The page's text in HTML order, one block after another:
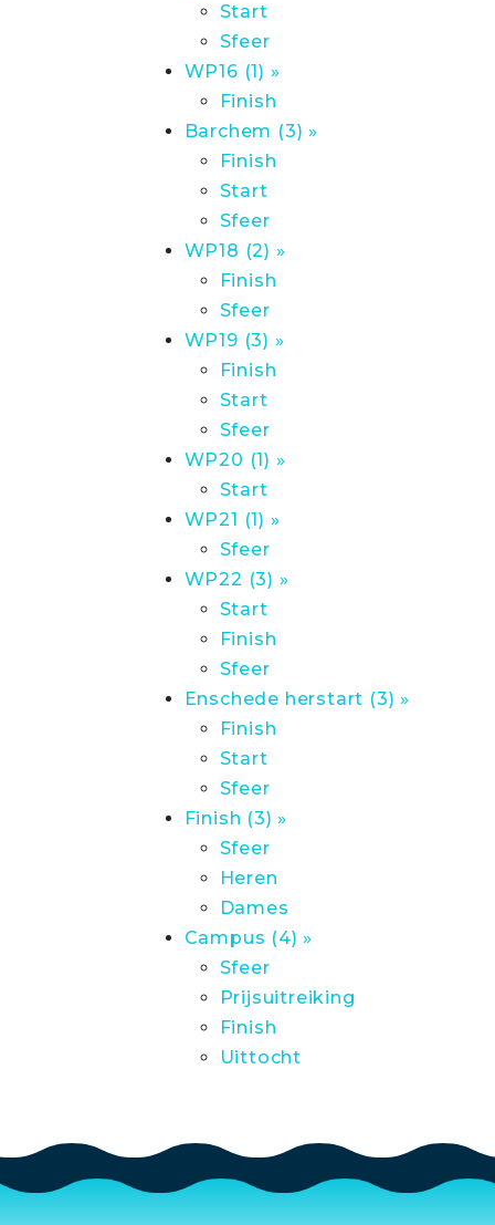
Start
Sfeer
WP16 (1) »
Finish
Barchem (3) »
Finish
Start
Sfeer
WP18 (2) »
Finish
Sfeer
WP19 (3) »
Finish
Start
Sfeer
WP20 (1) »
Start
WP21 (1) »
Sfeer
WP22 (3) »
Start
Finish
Sfeer
Enschede herstart (3) »
Finish
Start
Sfeer
Finish (3) »
Sfeer
Heren
Dames
Campus (4) »
Sfeer
Prijsuitreiking
Finish
Uittocht